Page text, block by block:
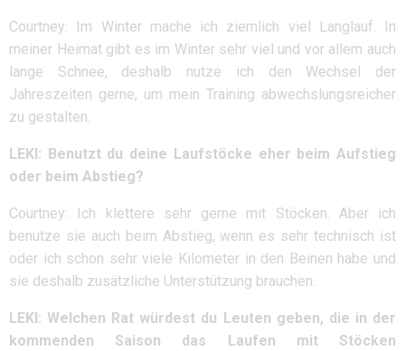
Courtney: Im Winter mache ich ziemlich viel Langlauf. In
meiner Heimat gibt es im Winter sehr viel und vor allem auch
lange Schnee, deshalb nutze ich den Wechsel der
Jahreszeiten gerne, um mein Training abwechslungsreicher
zu gestalten.
LEKI: Benutzt du deine Laufstöcke eher beim Aufstieg
oder beim Abstieg?
Courtney: Ich klettere sehr gerne mit Stöcken. Aber ich
benutze sie auch beim Abstieg, wenn es sehr technisch ist
oder ich schon sehr viele Kilometer in den Beinen habe und
sie deshalb zusätzliche Unterstützung brauchen.
LEKI: Welchen Rat würdest du Leuten geben, die in der
kommenden Saison das Laufen mit Stöcken